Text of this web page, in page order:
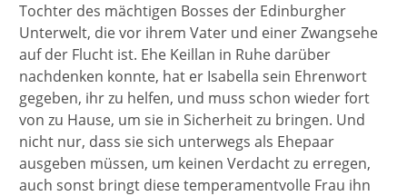
Tochter des mächtigen Bosses der Edinburgher
Unterwelt, die vor ihrem Vater und einer Zwangsehe
auf der Flucht ist. Ehe Keillan in Ruhe darüber
nachdenken konnte, hat er Isabella sein Ehrenwort
gegeben, ihr zu helfen, und muss schon wieder fort
von zu Hause, um sie in Sicherheit zu bringen. Und
nicht nur, dass sie sich unterwegs als Ehepaar
ausgeben müssen, um keinen Verdacht zu erregen,
auch sonst bringt diese temperamentvolle Frau ihn